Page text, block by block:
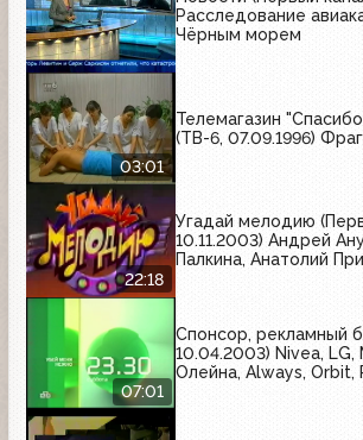
Расследование
Чёрным морем
03:01
Телемагазин
(ТВ-6, 07.09.1996)
22:18
Угадай мелодию
10.11.2003) Андрей
Палкина, Анатолий
07:01
Спонсор, рекламный
10.04.2003) Nivea, LG,
Олейна, Always, Orbit,